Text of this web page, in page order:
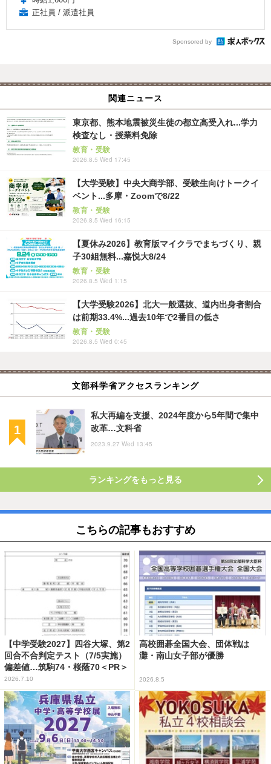
正社員 / 派遣社員
Sponsored by
関連ニュース
東京都、熊本地震被災生徒の都立高受入れ...学力
検査なし・授業料免除
教育・受験
2026.8.5 Wed 17:45
【大学受験】中央大商学部、受験生向けトークイ
ベント...多摩・Zoomで8/22
教育・受験
2026.8.5 Wed 16:15
【夏休み2026】教育版マイクラでまちづくり、親
子30組無料...嘉悦大8/24
教育・受験
2026.8.5 Wed 1:15
【大学受験2026】北大一般選抜、道内出身者割合
は前期33.4%...過去10年で2番目の低さ
教育・受験
2026.8.5 Wed 0:45
文部科学省アクセスランキング
私大再編を支援、2024年度から5年間で集中
改革…文科省
2023.9.27 Wed 13:45
ランキングをもっと見る
こちらの記事もおすすめ
【中学受験2027】四谷大塚、第2
回合不合判定テスト（7/5実施）
偏差値…筑駒74・桜蔭70＜PR＞
2026.7.10
高校囲碁全国大会、団体戦は
灘・南山女子部が優勝
2026.8.5